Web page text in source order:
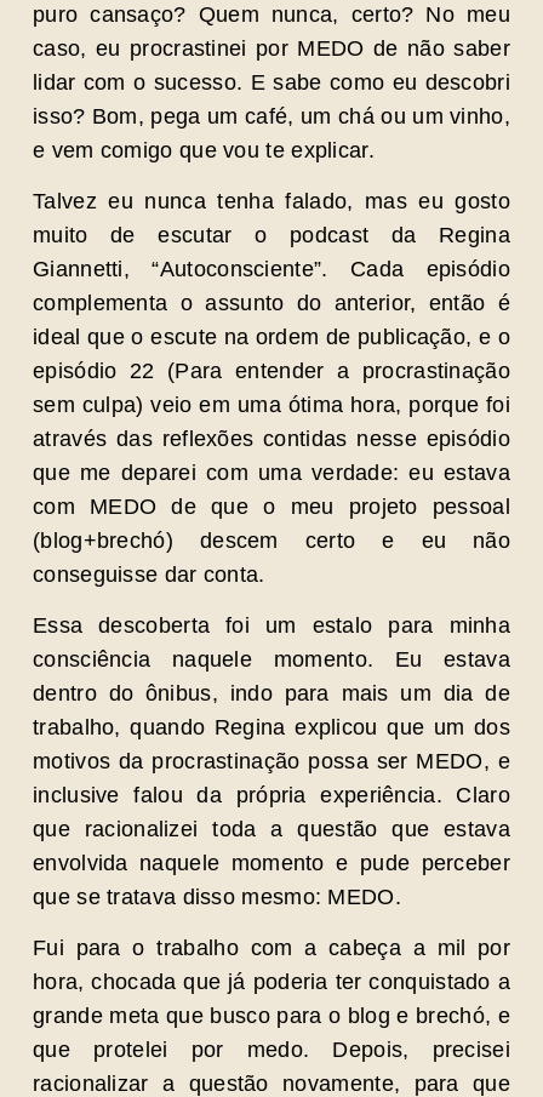
puro cansaço? Quem nunca, certo? No meu
caso, eu procrastinei por MEDO de não saber
lidar com o sucesso. E sabe como eu descobri
isso? Bom, pega um café, um chá ou um vinho,
e vem comigo que vou te explicar.
Talvez eu nunca tenha falado, mas eu gosto
muito de escutar o podcast da Regina
Giannetti, “Autoconsciente”. Cada episódio
complementa o assunto do anterior, então é
ideal que o escute na ordem de publicação, e o
episódio 22 (Para entender a procrastinação
sem culpa) veio em uma ótima hora, porque foi
através das reflexões contidas nesse episódio
que me deparei com uma verdade: eu estava
com MEDO de que o meu projeto pessoal
(blog+brechó) descem certo e eu não
conseguisse dar conta.
Essa descoberta foi um estalo para minha
consciência naquele momento. Eu estava
dentro do ônibus, indo para mais um dia de
trabalho, quando Regina explicou que um dos
motivos da procrastinação possa ser MEDO, e
inclusive falou da própria experiência. Claro
que racionalizei toda a questão que estava
envolvida naquele momento e pude perceber
que se tratava disso mesmo: MEDO.
Fui para o trabalho com a cabeça a mil por
hora, chocada que já poderia ter conquistado a
grande meta que busco para o blog e brechó, e
que protelei por medo. Depois, precisei
racionalizar a questão novamente, para que